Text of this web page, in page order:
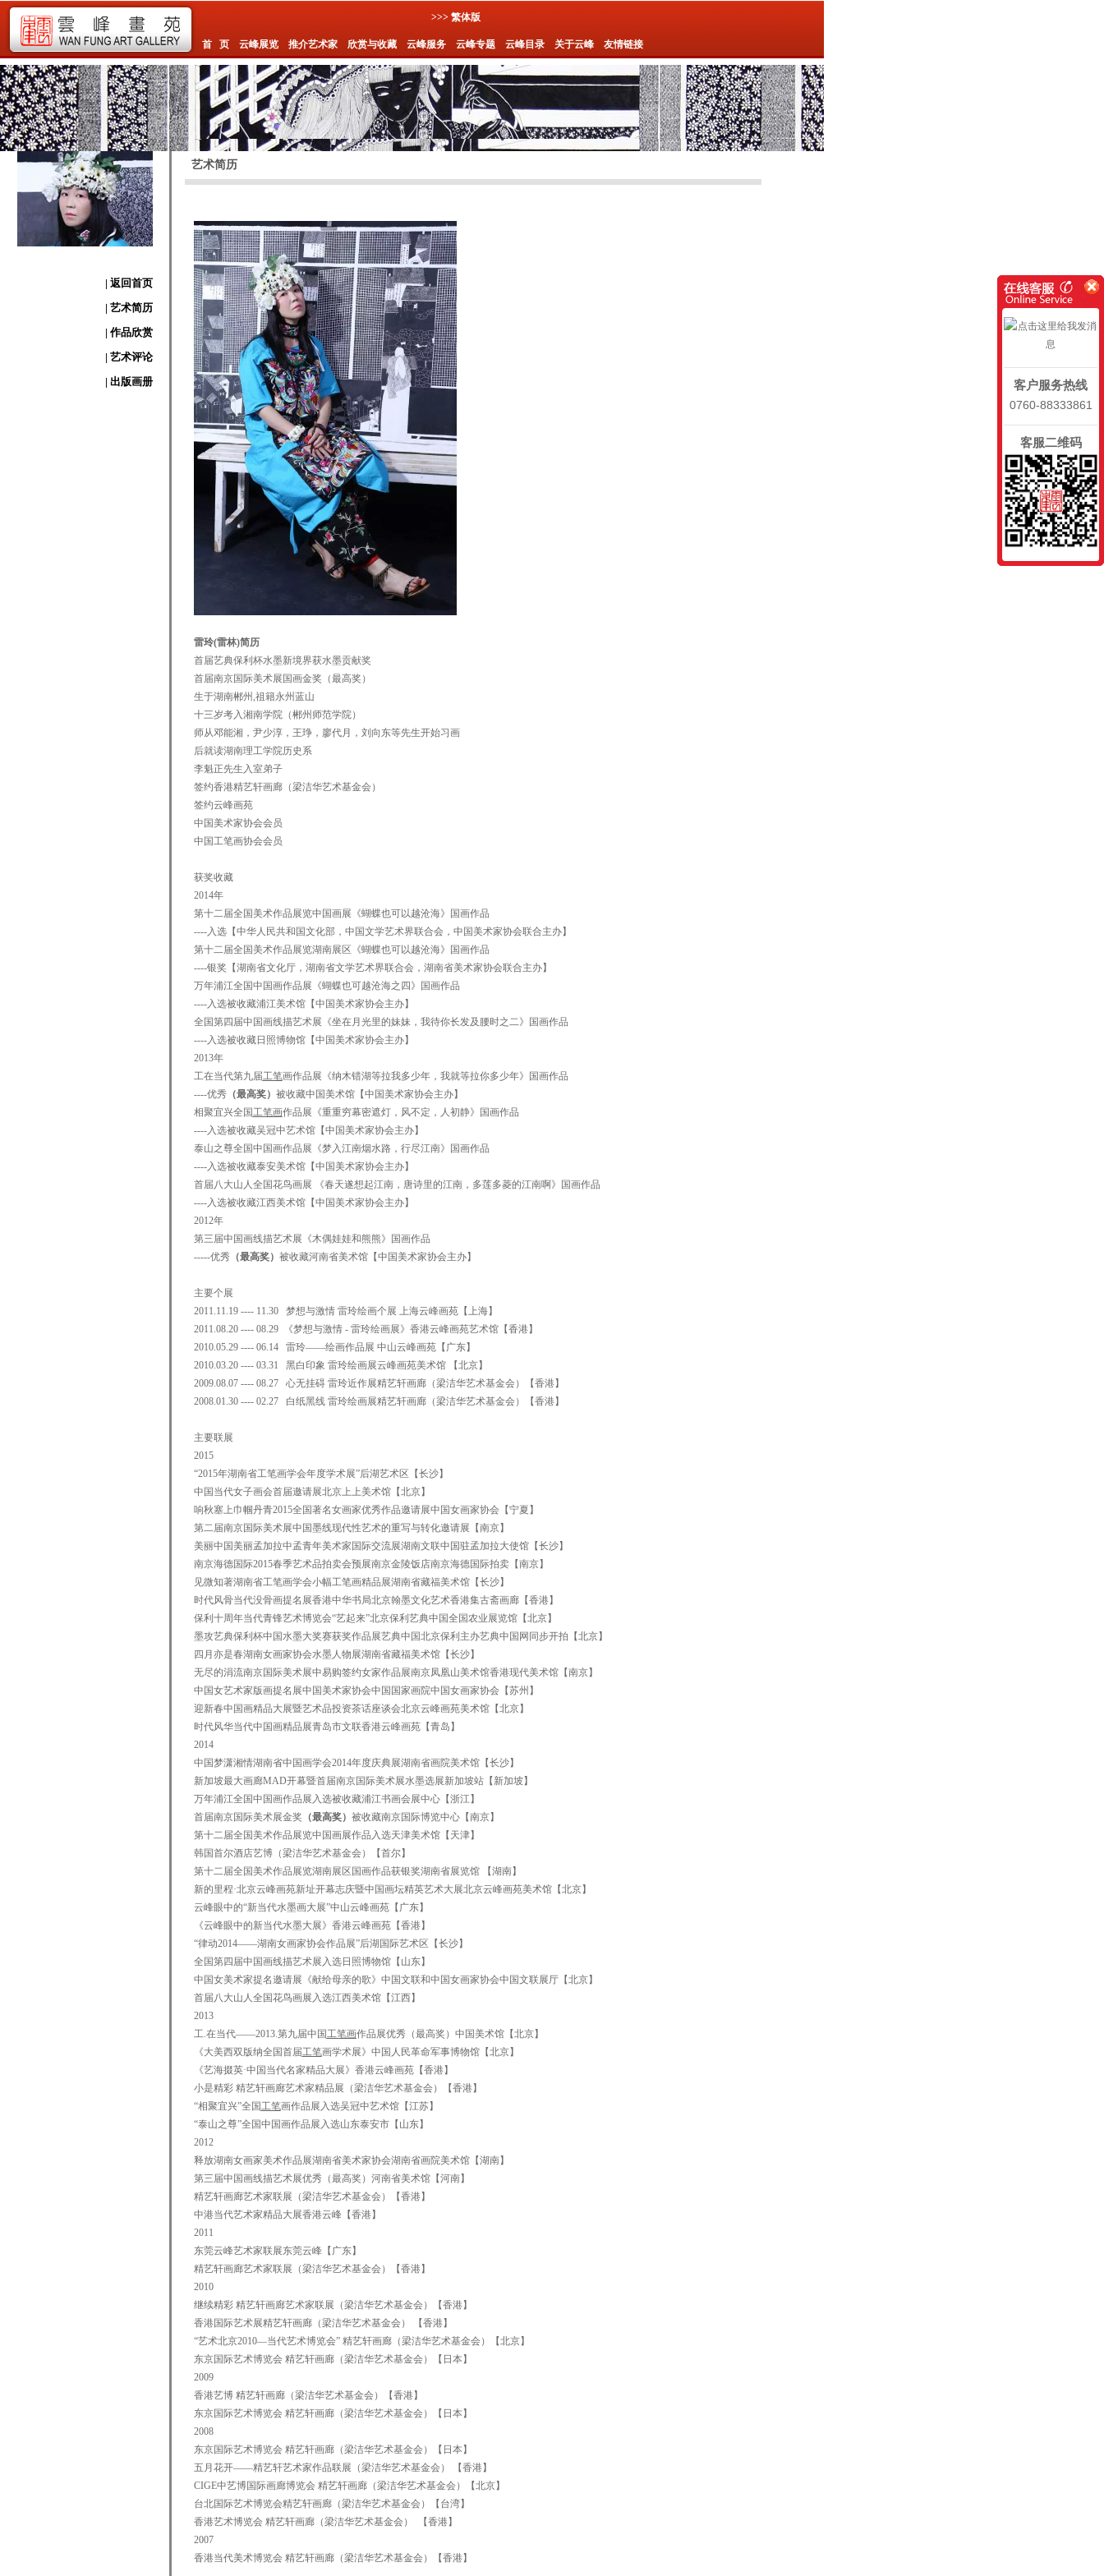
>>> 繁体版
首 页 云峰展览 推介艺术家 欣赏与收藏 云峰服务 云峰专题 云峰目录 关于云峰 友情链接
| 返回首页
| 艺术简历
| 作品欣赏
| 艺术评论
| 出版画册
艺术简历
雷玲(雷林)简历
首届艺典保利杯水墨新境界获水墨贡献奖
首届南京国际美术展国画金奖（最高奖）
生于湖南郴州,祖籍永州蓝山
十三岁考入湘南学院（郴州师范学院）
师从邓能湘，尹少淳，王琤，廖代月，刘向东等先生开始习画
后就读湖南理工学院历史系
李魁正先生入室弟子
签约香港精艺轩画廊（梁洁华艺术基金会）
签约云峰画苑
中国美术家协会会员
中国工笔画协会会员
获奖收藏
2014年
第十二届全国美术作品展览中国画展《蝴蝶也可以越沧海》国画作品
----入选【中华人民共和国文化部，中国文学艺术界联合会，中国美术家协会联合主办】
第十二届全国美术作品展览湖南展区《蝴蝶也可以越沧海》国画作品
----银奖【湖南省文化厅，湖南省文学艺术界联合会，湖南省美术家协会联合主办】
万年浦江全国中国画作品展《蝴蝶也可越沧海之四》国画作品
----入选被收藏浦江美术馆【中国美术家协会主办】
全国第四届中国画线描艺术展《坐在月光里的妹妹，我待你长发及腰时之二》国画作品
----入选被收藏日照博物馆【中国美术家协会主办】
2013年
工在当代第九届工笔画作品展《纳木错湖等拉我多少年，我就等拉你多少年》国画作品
----优秀 （最高奖） 被收藏中国美术馆【中国美术家协会主办】
相聚宜兴全国工笔画作品展《重重穷幕密遮灯，风不定，人初静》国画作品
----入选被收藏吴冠中艺术馆【中国美术家协会主办】
泰山之尊全国中国画作品展《梦入江南烟水路，行尽江南》国画作品
----入选被收藏泰安美术馆【中国美术家协会主办】
首届八大山人全国花鸟画展 《春天遂想起江南，唐诗里的江南，多莲多菱的江南啊》国画作品
----入选被收藏江西美术馆【中国美术家协会主办】
2012年
第三届中国画线描艺术展《木偶娃娃和熊熊》国画作品
-----优秀 （最高奖） 被收藏河南省美术馆【中国美术家协会主办】
主要个展
2011.11.19 ---- 11.30 梦想与激情 雷玲绘画个展 上海云峰画苑【上海】
2011.08.20 ---- 08.29 《梦想与激情 - 雷玲绘画展》香港云峰画苑艺术馆【香港】
2010.05.29 ---- 06.14 雷玲——绘画作品展 中山云峰画苑【广东】
2010.03.20 ---- 03.31 黑白印象 雷玲绘画展云峰画苑美术馆 【北京】
2009.08.07 ---- 08.27 心无挂碍 雷玲近作展精艺轩画廊（梁洁华艺术基金会）【香港】
2008.01.30 ---- 02.27 白纸黑线 雷玲绘画展精艺轩画廊（梁洁华艺术基金会）【香港】
主要联展
2015
“2015年湖南省工笔画学会年度学术展”后湖艺术区【长沙】
中国当代女子画会首届邀请展北京上上美术馆【北京】
响秋塞上巾帼丹青2015全国著名女画家优秀作品邀请展中国女画家协会【宁夏】
第二届南京国际美术展中国墨线现代性艺术的重写与转化邀请展【南京】
美丽中国美丽孟加拉中孟青年美术家国际交流展湖南文联中国驻孟加拉大使馆【长沙】
南京海德国际2015春季艺术品拍卖会预展南京金陵饭店南京海德国际拍卖【南京】
见微知著湖南省工笔画学会小幅工笔画精品展湖南省藏福美术馆【长沙】
时代风骨当代没骨画提名展香港中华书局北京翰墨文化艺术香港集古斋画廊【香港】
保利十周年当代青锋艺术博览会“艺起来”北京保利艺典中国全国农业展览馆【北京】
墨攻艺典保利杯中国水墨大奖赛获奖作品展艺典中国北京保利主办艺典中国网同步开拍【北京】
四月亦是春湖南女画家协会水墨人物展湖南省藏福美术馆【长沙】
无尽的涓流南京国际美术展中易购签约女家作品展南京凤凰山美术馆香港现代美术馆【南京】
中国女艺术家版画提名展中国美术家协会中国国家画院中国女画家协会【苏州】
迎新春中国画精品大展暨艺术品投资茶话座谈会北京云峰画苑美术馆【北京】
时代风华当代中国画精品展青岛市文联香港云峰画苑【青岛】
2014
中国梦潇湘情湖南省中国画学会2014年度庆典展湖南省画院美术馆【长沙】
新加坡最大画廊MAD开幕暨首届南京国际美术展水墨选展新加坡站【新加坡】
万年浦江全国中国画作品展入选被收藏浦江书画会展中心【浙江】
首届南京国际美术展金奖 （最高奖） 被收藏南京国际博览中心【南京】
第十二届全国美术作品展览中国画展作品入选天津美术馆【天津】
韩国首尔酒店艺博（梁洁华艺术基金会）【首尔】
第十二届全国美术作品展览湖南展区国画作品获银奖湖南省展览馆 【湖南】
新的里程·北京云峰画苑新址开幕志庆暨中国画坛精英艺术大展北京云峰画苑美术馆【北京】
云峰眼中的“新当代水墨画大展”中山云峰画苑【广东】
《云峰眼中的新当代水墨大展》香港云峰画苑【香港】
“律动2014——湖南女画家协会作品展”后湖国际艺术区【长沙】
全国第四届中国画线描艺术展入选日照博物馆【山东】
中国女美术家提名邀请展《献给母亲的歌》中国文联和中国女画家协会中国文联展厅【北京】
首届八大山人全国花鸟画展入选江西美术馆【江西】
2013
工.在当代——2013.第九届中国工笔画作品展优秀（最高奖）中国美术馆【北京】
《大美西双版纳全国首届工笔画学术展》中国人民革命军事博物馆【北京】
《艺海掇英·中国当代名家精品大展》香港云峰画苑【香港】
小是精彩 精艺轩画廊艺术家精品展（梁洁华艺术基金会）【香港】
“相聚宜兴”全国工笔画作品展入选吴冠中艺术馆【江苏】
“泰山之尊”全国中国画作品展入选山东泰安市【山东】
2012
释放湖南女画家美术作品展湖南省美术家协会湖南省画院美术馆【湖南】
第三届中国画线描艺术展优秀（最高奖）河南省美术馆【河南】
精艺轩画廊艺术家联展（梁洁华艺术基金会）【香港】
中港当代艺术家精品大展香港云峰【香港】
2011
东莞云峰艺术家联展东莞云峰【广东】
精艺轩画廊艺术家联展（梁洁华艺术基金会）【香港】
2010
继续精彩 精艺轩画廊艺术家联展（梁洁华艺术基金会）【香港】
香港国际艺术展精艺轩画廊（梁洁华艺术基金会） 【香港】
“艺术北京2010—当代艺术博览会” 精艺轩画廊（梁洁华艺术基金会）【北京】
东京国际艺术博览会 精艺轩画廊（梁洁华艺术基金会）【日本】
2009
香港艺博 精艺轩画廊（梁洁华艺术基金会）【香港】
东京国际艺术博览会 精艺轩画廊（梁洁华艺术基金会）【日本】
2008
东京国际艺术博览会 精艺轩画廊（梁洁华艺术基金会）【日本】
五月花开——精艺轩艺术家作品联展（梁洁华艺术基金会） 【香港】
CIGE中艺博国际画廊博览会 精艺轩画廊（梁洁华艺术基金会）【北京】
台北国际艺术博览会精艺轩画廊（梁洁华艺术基金会）【台湾】
香港艺术博览会 精艺轩画廊（梁洁华艺术基金会） 【香港】
2007
香港当代美术博览会 精艺轩画廊（梁洁华艺术基金会）【香港】
客户服务热线
0760-88333861
客服二维码